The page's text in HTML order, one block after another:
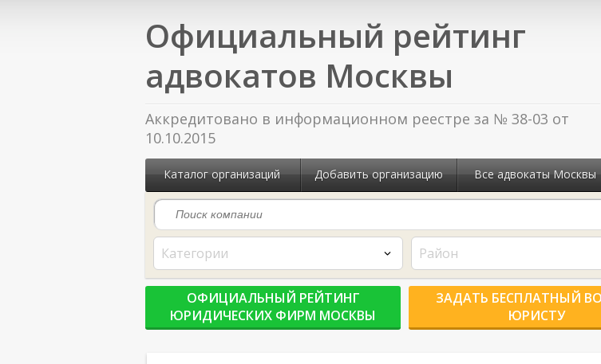
Официальный рейтинг
адвокатов Москвы
Аккредитовано в информационном реестре за № 38-03 от
10.10.2015
Каталог организаций Добавить организацию Все адвокаты Москвы
Категории Район
ОФИЦИАЛЬНЫЙ РЕЙТИНГ
ЮРИДИЧЕСКИХ ФИРМ МОСКВЫ
ЗАДАТЬ БЕСПЛАТНЫЙ
ЮРИСТУ